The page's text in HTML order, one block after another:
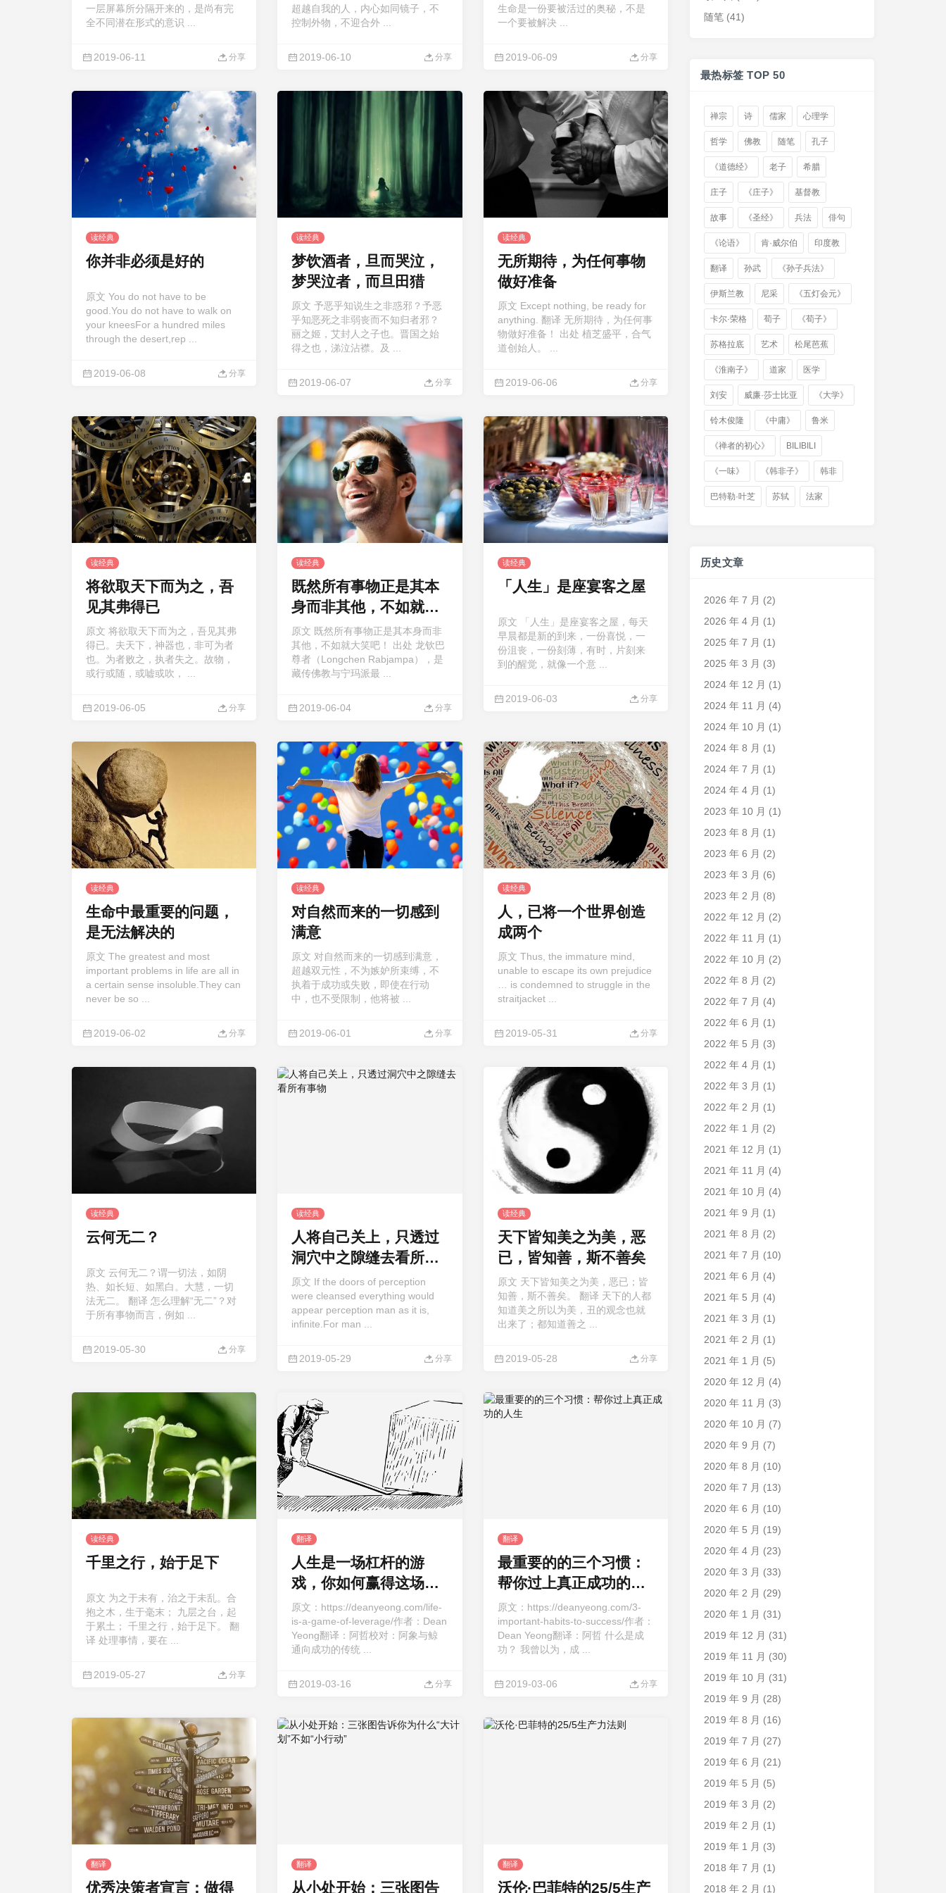
一层屏幕所分隔开来的，是尚有完
全不同潜在形式的意识 ...
2019-06-11 分享
超越自我的人，内心如同镜子，不
控制外物，不迎合外 ...
2019-06-10 分享
生命是一份要被活过的奥秘，不是
一个要被解决 ...
2019-06-09 分享
读经典
你并非必须是好的
原文 You do not have to be
good.You do not have to walk on
your kneesFor a hundred miles
through the desert,rep ...
2019-06-08 分享
读经典
梦饮酒者，旦而哭泣，
梦哭泣者，而旦田猎
原文 予恶乎知说生之非惑邪？予恶
乎知恶死之非弱丧而不知归者邪？
丽之姬，艾封人之子也。晋国之始
得之也，涕泣沾襟。及 ...
2019-06-07 分享
读经典
无所期待，为任何事物
做好准备
原文 Except nothing, be ready for
anything. 翻译 无所期待，为任何事
物做好准备！ 出处 植芝盛平，合气
2019-06-06 分享
读经典
将欲取天下而为之，吾
见其弗得已
原文 将欲取天下而为之，吾见其弗
得已。夫天下，神器也，非可为者
也。为者败之，执者失之。故物，
或行或随，或嘘或吹， ...
2019-06-05 分享
读经典
既然所有事物正是其本
身而非其他，不如就大
笑吧！
原文 既然所有事物正是其本身而非
其他，不如就大笑吧！ 出处 龙钦巴
尊者（Longchen Rabjampa），是
藏传佛教与宁玛派最 ...
2019-06-04 分享
读经典
「人生」是座宴客之屋
原文 「人生」是座宴客之屋，每天
早晨都是新的到来，一份喜悦，一
份沮丧，一份刻薄，有时，片刻来
到的醒觉，就像一个意 ...
2019-06-03 分享
读经典
生命中最重要的问题，
是无法解决的
原文 The greatest and most
important problems in life are all in
a certain sense insoluble.They can
never be so ...
2019-06-02 分享
读经典
对自然而来的一切感到
满意
原文 对自然而来的一切感到满意，
超越双元性，不为嫉妒所束缚，不
执着于成功或失败，即使在行动
中，也不受限制，他将被 ...
2019-06-01 分享
读经典
人，已将一个世界创造
成两个
原文 Thus, the immature mind,
unable to escape its own prejudice
… is condemned to struggle in the
straitjacket ...
2019-05-31 分享
读经典
云何无二？
原文 云何无二？谓一切法，如阴
热、如长短、如黑白。大慧，一切
法无二。 翻译 怎么理解“无二”？对
于所有事物而言，例如 ...
2019-05-30 分享
读经典
人将自己关上，只透过
洞穴中之隙缝去看所有
事物
原文 If the doors of perception
were cleansed everything would
appear perception man as it is,
infinite.For man ...
2019-05-29 分享
读经典
天下皆知美之为美，恶
已，皆知善，斯不善矣
原文 天下皆知美之为美，恶已；皆
知善，斯不善矣。 翻译 天下的人都
知道美之所以为美，丑的观念也就
出来了；都知道善之 ...
2019-05-28 分享
读经典
千里之行，始于足下
原文 为之于未有，治之于未乱。合
抱之木，生于毫末； 九层之台，起
于累土； 千里之行，始于足下。 翻
译 处理事情，要在 ...
2019-05-27 分享
翻译
人生是一场杠杆的游
戏，你如何赢得这场游
戏？
原文：https://deanyeong.com/life-
is-a-game-of-leverage/作者：Dean
Yeong翻译：阿哲校对：阿象与鲸
通向成功的传统 ...
2019-03-16 分享
翻译
最重要的的三个习惯：
帮你过上真正成功的人
生
原文：https://deanyeong.com/3-
important-habits-to-success/作者：
Dean Yeong翻译：阿哲 什么是成
功？ 我曾以为，成 ...
2019-03-06 分享
翻译
优秀决策者宣言：做得
翻译
从小处开始：三张图告
翻译
沃伦·巴菲特的25/5生产
随笔(41)
最热标签 TOP 50
禅宗 诗 儒家 心理学
哲学 佛教 随笔 孔子
《道德经》 老子 希腊
庄子 《庄子》 基督教
故事 《圣经》 兵法 俳句
《论语》 肯·威尔伯 印度教
翻译 孙武 《孙子兵法》
伊斯兰教 尼采 《五灯会元》
卡尔·荣格 荀子 《荀子》
苏格拉底 艺术 松尾芭蕉
《淮南子》 道家 医学
刘安 威廉·莎士比亚 《大学》
铃木俊隆 《中庸》 鲁米
《禅者的初心》 BILIBILI
《一味》 《韩非子》 韩非
巴特勒·叶芝 苏轼 法家
历史文章
2026 年 7 月 (2)
2026 年 4 月 (1)
2025 年 7 月 (1)
2025 年 3 月 (3)
2024 年 12 月 (1)
2024 年 11 月 (4)
2024 年 10 月 (1)
2024 年 8 月 (1)
2024 年 7 月 (1)
2024 年 4 月 (1)
2023 年 10 月 (1)
2023 年 8 月 (1)
2023 年 6 月 (2)
2023 年 3 月 (6)
2023 年 2 月 (8)
2022 年 12 月 (2)
2022 年 11 月 (1)
2022 年 10 月 (2)
2022 年 8 月 (2)
2022 年 7 月 (4)
2022 年 6 月 (1)
2022 年 5 月 (3)
2022 年 4 月 (1)
2022 年 3 月 (1)
2022 年 2 月 (1)
2022 年 1 月 (2)
2021 年 12 月 (1)
2021 年 11 月 (4)
2021 年 10 月 (4)
2021 年 9 月 (1)
2021 年 8 月 (2)
2021 年 7 月 (10)
2021 年 6 月 (4)
2021 年 5 月 (4)
2021 年 3 月 (1)
2021 年 2 月 (1)
2021 年 1 月 (5)
2020 年 12 月 (4)
2020 年 11 月 (3)
2020 年 10 月 (7)
2020 年 9 月 (7)
2020 年 8 月 (10)
2020 年 7 月 (13)
2020 年 6 月 (10)
2020 年 5 月 (19)
2020 年 4 月 (23)
2020 年 3 月 (33)
2020 年 2 月 (29)
2020 年 1 月 (31)
2019 年 12 月 (31)
2019 年 11 月 (30)
2019 年 10 月 (31)
2019 年 9 月 (28)
2019 年 8 月 (16)
2019 年 7 月 (27)
2019 年 6 月 (21)
2019 年 5 月 (5)
2019 年 3 月 (2)
2019 年 2 月 (1)
2019 年 1 月 (3)
2018 年 7 月 (1)
2018 年 2 月 (1)